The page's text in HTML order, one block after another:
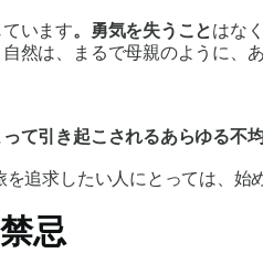
います。 勇気を失う ことはな
然は、まるで母親のように、
て引き起こされるあらゆる不
追求したい人にとっては、始
忌